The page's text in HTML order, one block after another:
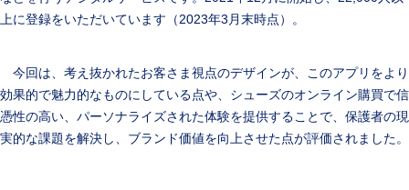
上に登録をいただいています（2023年3月末時点）。
今回は、考え抜かれたお客さま視点のデザインが、このアプリをより
効果的で魅力的なものにしている点や、シューズのオンライン購買で信
憑性の高い、パーソナライズされた体験を提供することで、保護者の現
実的な課題を解決し、ブランド価値を向上させた点が評価されました。